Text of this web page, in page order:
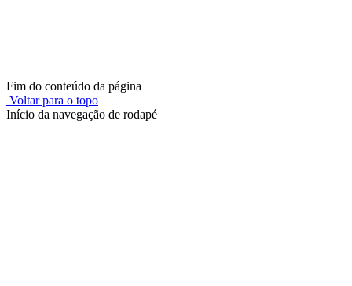
Fim do conteúdo da página
Voltar para o topo
Início da navegação de rodapé